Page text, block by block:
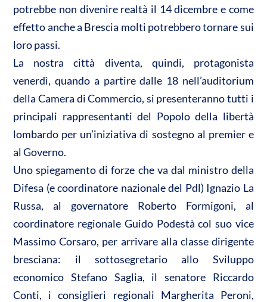
potrebbe non divenire realtà il 14 dicembre e come
effetto anche a Brescia molti potrebbero tornare sui
loro passi.
La nostra città diventa, quindi, protagonista
venerdì, quando a partire dalle 18 nell’auditorium
della Camera di Commercio, si presenteranno tutti i
principali rappresentanti del Popolo della libertà
lombardo per un’iniziativa di sostegno al premier e
al Governo.
Uno spiegamento di forze che va dal ministro della
Difesa (e coordinatore nazionale del Pdl) Ignazio La
Russa, al governatore Roberto Formigoni, al
coordinatore regionale Guido Podestà col suo vice
Massimo Corsaro, per arrivare alla classe dirigente
bresciana: il sottosegretario allo Sviluppo
economico Stefano Saglia, il senatore Riccardo
Conti, i consiglieri regionali Margherita Peroni,